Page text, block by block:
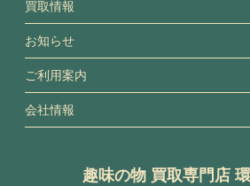
買取情報
お知らせ
ご利用案内
会社情報
趣味の物 買取専門店